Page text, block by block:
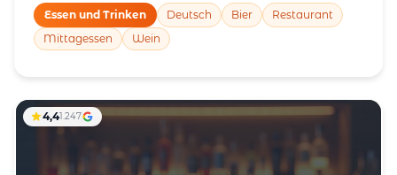
Essen und Trinken Deutsch Bier
Restaurant
Mittagessen
Wein
4,41.247